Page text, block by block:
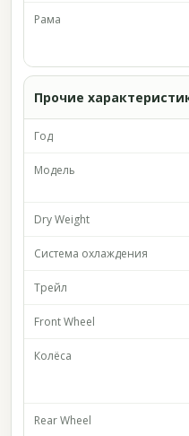
Рама
Прочие
Год
Модель
Dry Weight
Система охлаждения
Трейл
Front Wheel
Колёса
Rear Wheel